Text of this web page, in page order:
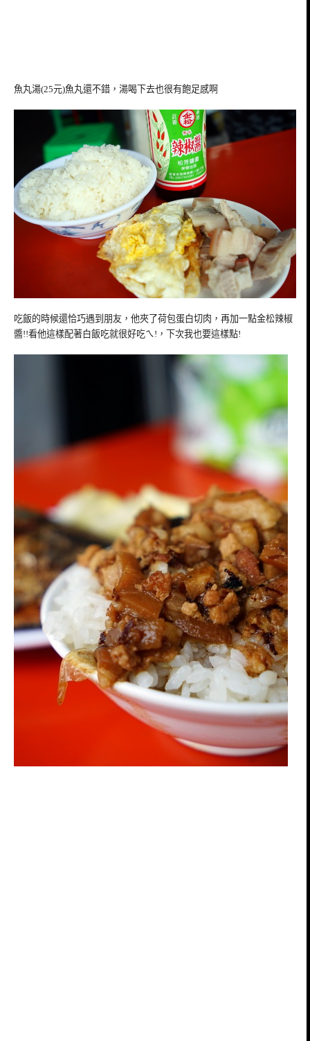
魚丸湯(25元)魚丸還不錯，湯喝下去也很有飽足感啊
吃飯的時候還恰巧遇到朋友，他夾了荷包蛋白切肉，再加一點金松辣椒
醬!!看他這樣配著白飯吃就很好吃ㄟ!，下次我也要這樣點!